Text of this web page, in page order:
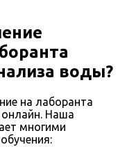
воды?
на лаборанта
онлайн. Наша
многими